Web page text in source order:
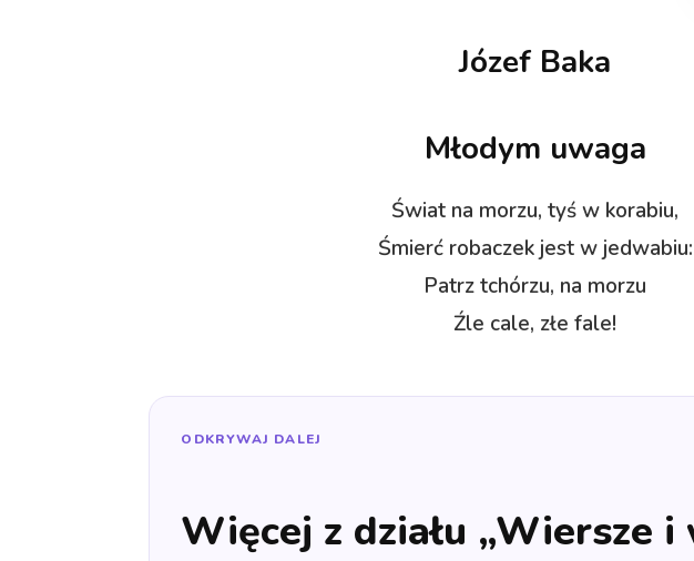
Józef Baka
Młodym uwaga
Świat na morzu, tyś w korabiu,
Śmierć robaczek jest w jedwabiu:
Patrz tchórzu, na morzu
Źle cale, złe fale!
ODKRYWAJ DALEJ
Więcej z działu „Wiersze i